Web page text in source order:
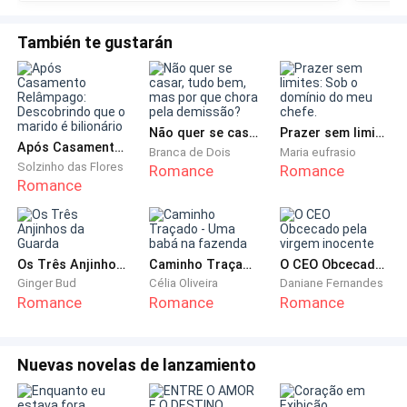
me prensando contra esse maldito armário, sinto a
ereção dele rosando contra o meu traseiro, o que me
deixa enojada.
Eidham_ A vamos Laila, eu sei que você quer, a Bruna
não vai ficar sabendo de nada.
Seguro firme a faca que estava na mão para picar os
legumes e viro de frente para ele.
Laila _ Se você e o seu amiguinho aí embaixo não
ficarem longe de mim, vou cortá-lo em pedacinhos.
Vejo o idiota se afastar com medo nos olhos, mas
También te gustarán
Após Casamento Relâmpago: Descobrindo que o marido é bilionário
Solzinho das Flores
Romance
Não quer se casar, tudo bem, mas por que chora pela demissão?
Branca de Dois
Romance
Prazer sem limites: Sob o domínio do meu chefe.
Maria eufrasio
Romance
Os Três Anjinhos da Guarda
Ginger Bud
Romance
Caminho Traçado - Uma babá na fazenda
Célia Oliveira
Romance
O CEO Obcecado pela virgem inocente
Daniane Fernandes
Romance
Nuevas novelas de lanzamiento